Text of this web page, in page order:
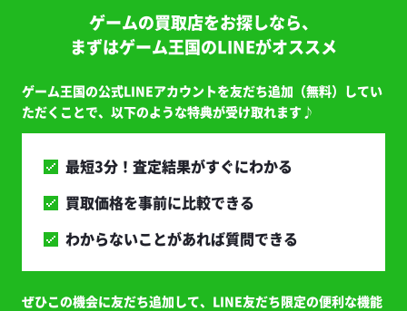
ゲームの買取店をお探しなら、
まずはゲーム王国のLINEがオススメ
ゲーム王国の公式LINEアカウントを友だち追加（無料）してい
ただくことで、以下のような特典が受け取れます♪
最短3分！査定結果がすぐにわかる
買取価格を事前に比較できる
わからないことがあれば質問できる
ぜひこの機会に友だち追加して、LINE友だち限定の便利な機能